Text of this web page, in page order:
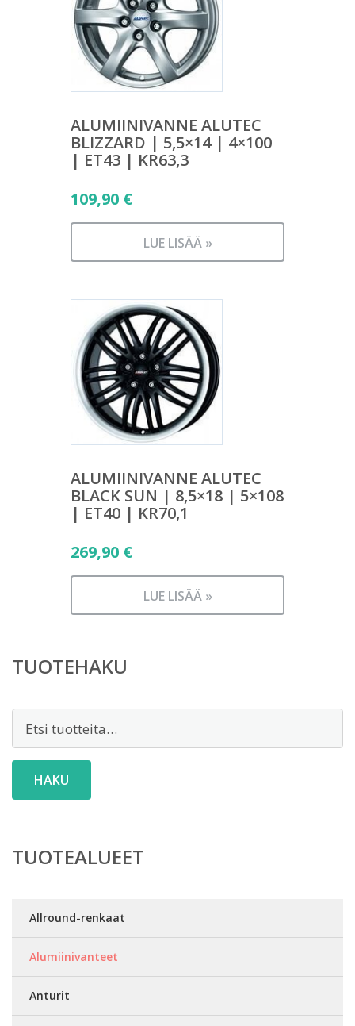
ALUMIINIVANNE ALUTEC
BLIZZARD | 5,5×14 | 4×100
| ET43 | KR63,3
109,90 €
LUE LISÄÄ »
ALUMIINIVANNE ALUTEC
BLACK SUN | 8,5×18 | 5×108
| ET40 | KR70,1
269,90 €
LUE LISÄÄ »
TUOTEHAKU
HAKU
TUOTEALUEET
Allround-renkaat
Alumiinivanteet
Anturit